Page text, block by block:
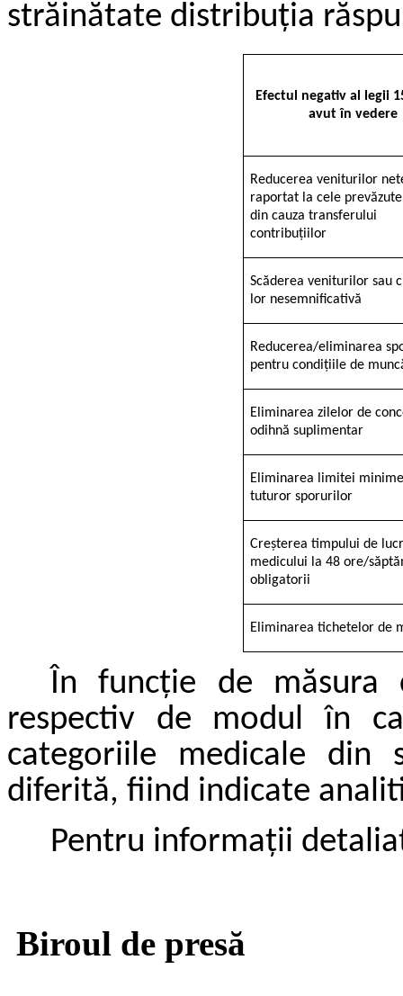
străinătate distribuția
Efectul negativ al legii
avut în vedere
Reducerea veniturilor
raportat la cele
din cauza transferului
contribuțiilor
Scăderea veniturilor sau
lor nesemnificativă
Reducerea/eliminarea
pentru condițiile de
Eliminarea zilelor de
odihnă suplimentar
Eliminarea limitei
tuturor sporurilor
Creșterea timpului de
medicului la 48 ore/
obligatorii
Eliminarea tichetelor de
În funcție de măsura
respectiv de modul în
categoriile medicale din
diferită, fiind indicate
Pentru informații
Biroul de presă